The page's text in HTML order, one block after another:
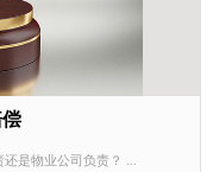
是物业公司负责？ ...